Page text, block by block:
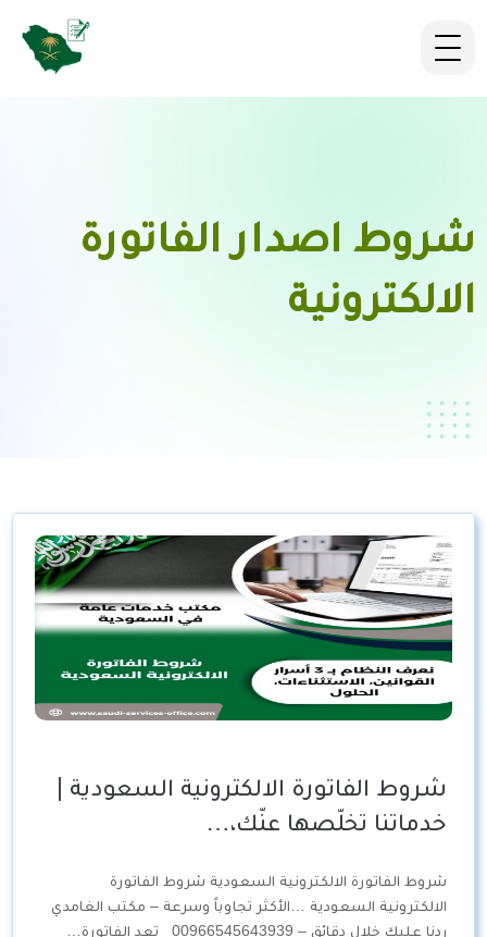
شروط اصدار الفاتورة
الالكترونية
شروط الفاتورة الالكترونية السعودية |
خدماتنا تخلّصها عنّك،…
شروط الفاتورة الالكترونية السعودية شروط الفاتورة
الالكترونية السعودية …الأكثر تجاوباً وسرعة – مكتب الغامدي
ردنا عليك خلال دقائق – 00966545643939 تعد الفاتورة…